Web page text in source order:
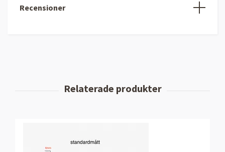
Recensioner